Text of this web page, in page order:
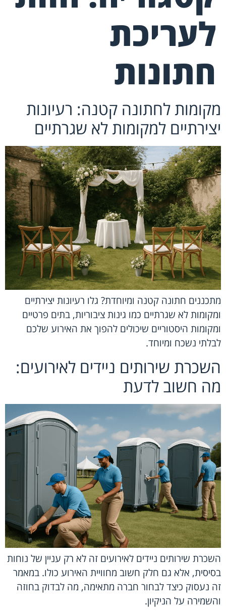
לעריכת
חתונות
מקומות לחתונה קטנה: רעיונות
יצירתיים למקומות לא שגרתיים
מתכננים חתונה קטנה ומיוחדת? גלו רעיונות יצירתיים
ומקומות לא שגרתיים כמו גינות ציבוריות, בתים פרטיים
ומקומות היסטוריים שיכולים להפוך את האירוע שלכם
לבלתי נשכח ומיוחד.
השכרת שירותים ניידים לאירועים:
מה חשוב לדעת
השכרת שירותים ניידים לאירועים זה לא רק עניין של נוחות
בסיסית, אלא גם חלק חשוב מחוויית האירוע כולו. במאמר
זה נעסוק כיצד לבחור חברה מתאימה, מה לבדוק בחוזה
והשמירה על הניקיון.